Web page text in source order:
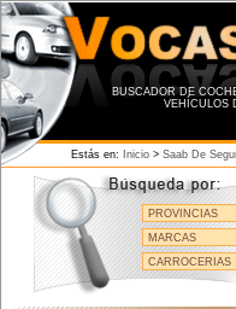
BUSCADOR DE
VEHÍCULOS
Estás en: Inicio > Saab De